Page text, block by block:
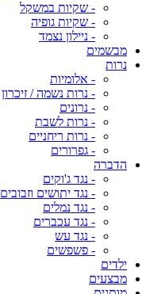
- שקיות במשקל
- שקיות גופיה
- ניילון נצמד
מבשמים
נרות
- אלומיות
- נרות נשמה / זיכרון
- נרונים
- נרות לשבת
- נרות ריחניים
- גפרורים
הדברה
- נגד ג'וקים
- נגד יתושים וזבובים
- נגד נמלים
- נגד עכברים
- נגד עש
- פשפשים
ילדים
מבצעים